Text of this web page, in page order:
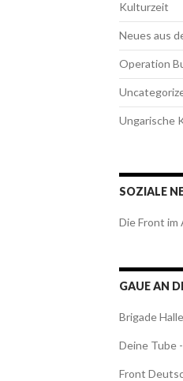
Kulturzeit
Neues aus
Operation
Ungarische
SOZIALE
Die Front im
GAUE AN
Brigade
Deine Tube
Front